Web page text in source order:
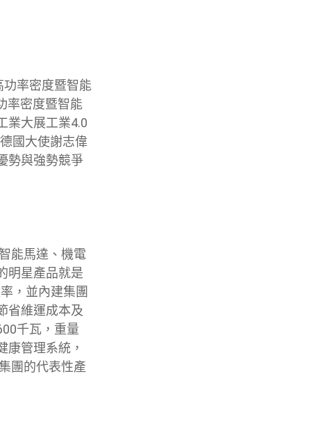
率密度暨智能
率密度暨智能
業大展工業4.0
國大使謝志偉
勢與強勢競爭
能馬達、機電
明星產品就是
，並內建集團
省維運成本及
千瓦，重量
康管理系統，
團的代表性產